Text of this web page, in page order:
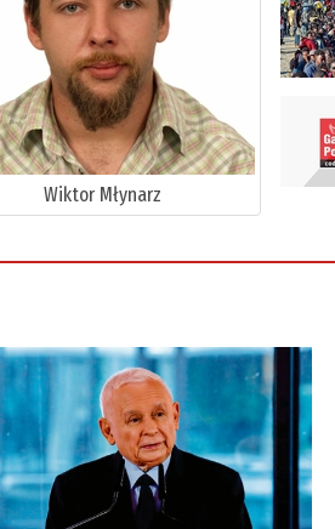
Wiktor Młynarz